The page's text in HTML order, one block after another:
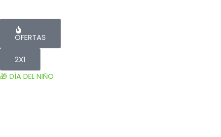
OFERTAS
2X1
🎁 DÍA DEL NIÑO